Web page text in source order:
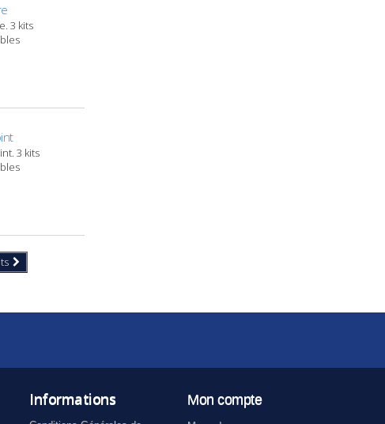
3 kits
3 kits
Informations Mon compte